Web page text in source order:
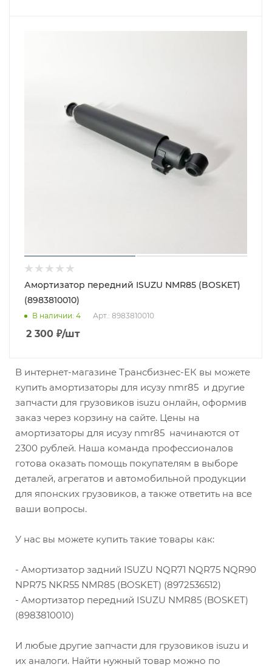
Амортизатор передний ISUZU NMR85 (BOSKET)
(8983810010)
В наличии: 4 Арт.: 8983810010
2 300 ₽/шт
В интернет-магазине Трансбизнес-ЕК вы можете
купить амортизаторы для исузу nmr85 и другие
запчасти для грузовиков isuzu онлайн, оформив
заказ через корзину на сайте. Цены на
амортизаторы для исузу nmr85 начинаются от
2300 рублей. Наша команда профессионалов
готова оказать помощь покупателям в выборе
деталей, агрегатов и автомобильной продукции
для японских грузовиков, а также ответить на все
ваши вопросы.
У нас вы можете купить такие товары как:
- Амортизатор задний ISUZU NQR71 NQR75 NQR90
NPR75 NKR55 NMR85 (BOSKET) (8972536512)
- Амортизатор передний ISUZU NMR85 (BOSKET)
(8983810010)
И любые другие запчасти для грузовиков isuzu и
их аналоги. Найти нужный товар можно по